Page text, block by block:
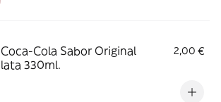
Coca-Cola Sabor Original
lata 330ml.
2,00 €